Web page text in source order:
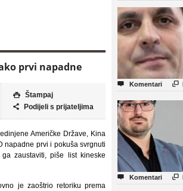
prvi napadne
 Štampaj
 Podijeli s prijateljima
Američke Države, Kina
napadne prvi i pokuša svrgnuti
zaustaviti, piše list kineske
je zaoštrio retoriku prema
 Komentari 
 Komentari 